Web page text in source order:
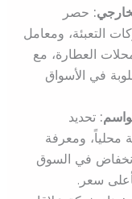
حصر
التعبئة، ومعامل
العطارة، مع
في الأسواق
تحديد
محلياً، ومعرفة
في السوق
سعر.